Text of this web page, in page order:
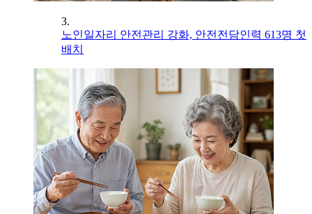
3.
노인일자리 안전관리 강화, 안전전담인력 613명 첫
배치